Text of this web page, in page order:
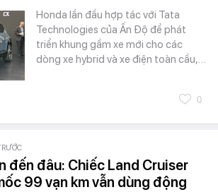
Honda lần đầu hợp tác với Tata
Technologies của Ấn Độ để phát
triển khung gầm xe mới cho các
dòng xe hybrid và xe điện toàn cầu,…
0
đến đâu: Chiếc Land Cruiser
99 vạn km vẫn dùng động